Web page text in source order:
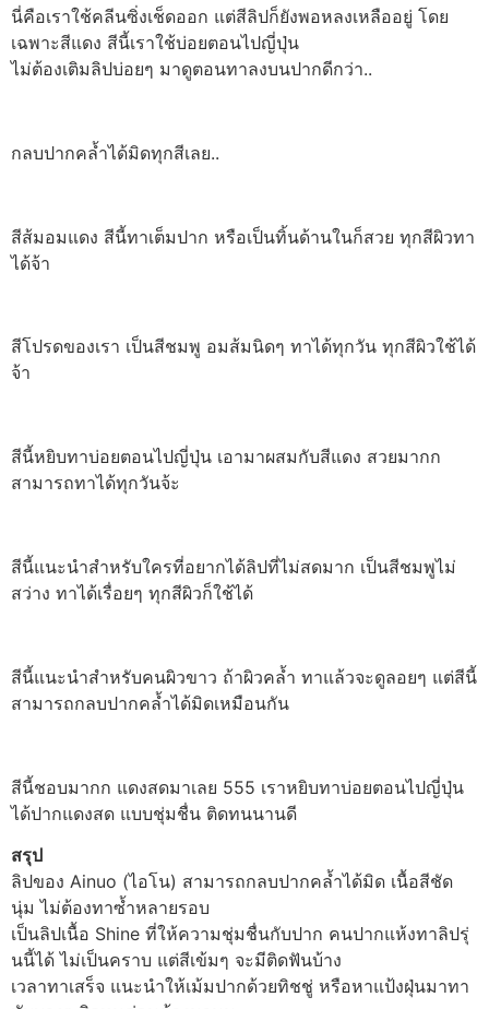
นี่คือเราใช้คลีนซิ่งเช็ดออก แต่สีลิปก็ยังพอหลงเหลืออยู่ โดย
เฉพาะสีแดง สีนี้เราใช้บ่อยตอนไปญี่ปุ่น
ไม่ต้องเติมลิปบ่อยๆ มาดูตอนทาลงบนปากดีกว่า..
กลบปากคล้ำได้มิดทุกสีเลย..
สีส้มอมแดง สีนี้ทาเต็มปาก หรือเป็นทิ้นด้านในก็สวย ทุกสีผิวทา
ได้จ้า
สีโปรดของเรา เป็นสีชมพู อมส้มนิดๆ ทาได้ทุกวัน ทุกสีผิวใช้ได้
จ้า
สีนี้หยิบทาบ่อยตอนไปญี่ปุ่น เอามาผสมกับสีแดง สวยมากก
สามารถทาได้ทุกวันจ้ะ
สีนี้แนะนำสำหรับใครที่อยากได้ลิปที่ไม่สดมาก เป็นสีชมพูไม่
สว่าง ทาได้เรื่อยๆ ทุกสีผิวก็ใช้ได้
สีนี้แนะนำสำหรับคนผิวขาว ถ้าผิวคล้ำ ทาแล้วจะดูลอยๆ แต่สีนี้
สามารถกลบปากคล้ำได้มิดเหมือนกัน
สีนี้ชอบมากก แดงสดมาเลย 555 เราหยิบทาบ่อยตอนไปญี่ปุ่น
ได้ปากแดงสด แบบชุ่มชื่น ติดทนนานดี
สรุป
ลิปของ Ainuo (ไอโน) สามารถกลบปากคล้ำได้มิด เนื้อสีชัด
นุ่ม ไม่ต้องทาซ้ำหลายรอบ
เป็นลิปเนื้อ Shine ที่ให้ความชุ่มชื่นกับปาก คนปากแห้งทาลิปรุ่
นนี้ได้ ไม่เป็นคราบ แต่สีเข้มๆ จะมีติดฟันบ้าง
เวลาทาเสร็จ แนะนำให้เม้มปากด้วยทิชชู่ หรือหาแป้งฝุ่นมาทา